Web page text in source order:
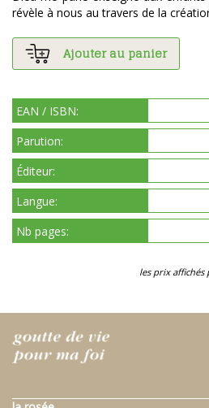
révèle à nous au travers de la
Ajouter au panier
EAN / ISBN:
Parution:
Éditeur:
Langue:
Nb pages:
les prix